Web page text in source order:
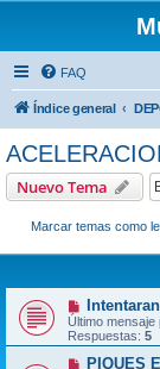
FAQ
Índice general
Nuevo Tema
Marcar temas como
Último mensaje
Respuestas: 5
PIQUES